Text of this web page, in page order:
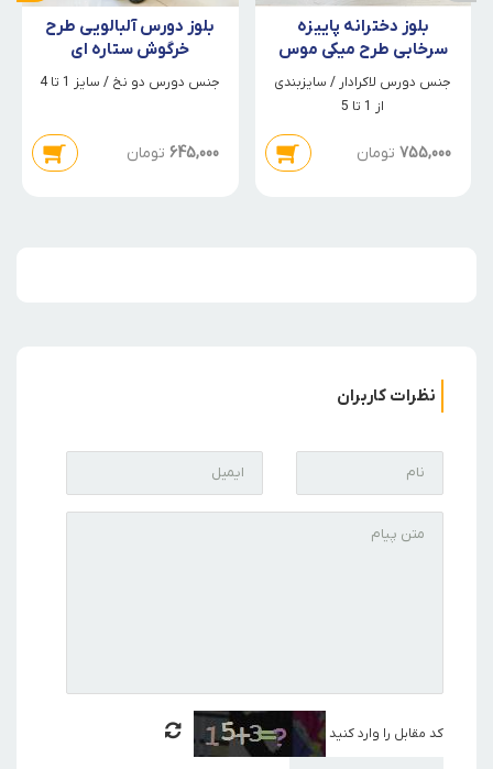
بلوز دخترانه پاییزه
سرخابی طرح میکی موس
جنس دورس لاکرادار / سایزبندی
از 1 تا 5
755,000 تومان
بلوز دورس آلبالویی طرح
خرگوش ستاره ای
جنس دورس دو نخ / سایز 1 تا 4
645,000 تومان
نظرات کاربران
کد مقابل را وارد کنید